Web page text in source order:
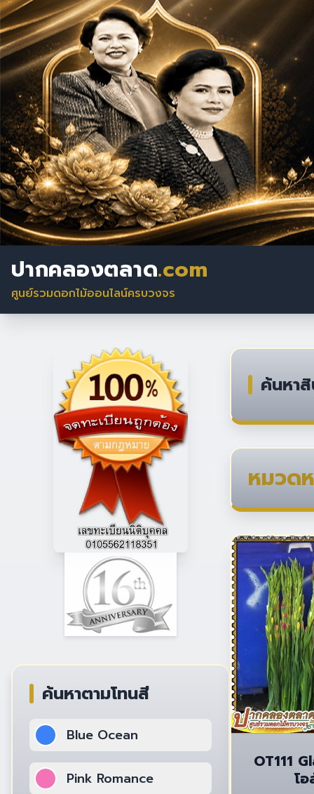
ปากคลองตลาด.com
ศูนย์รวมดอกไม้ออนไลน์ครบวงจร
ค้นหาตามโทนสี
Blue Ocean
Pink Romance
ค้นหา
หมวด
OT111
โ